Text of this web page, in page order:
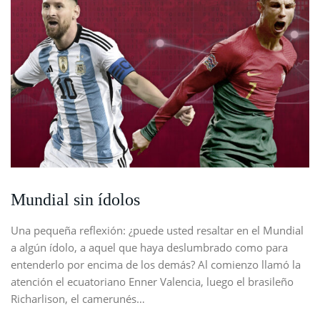
Mundial sin ídolos
Una pequeña reflexión: ¿puede usted resaltar en el Mundial
a algún ídolo, a aquel que haya deslumbrado como para
entenderlo por encima de los demás? Al comienzo llamó la
atención el ecuatoriano Enner Valencia, luego el brasileño
Richarlison, el camerunés…